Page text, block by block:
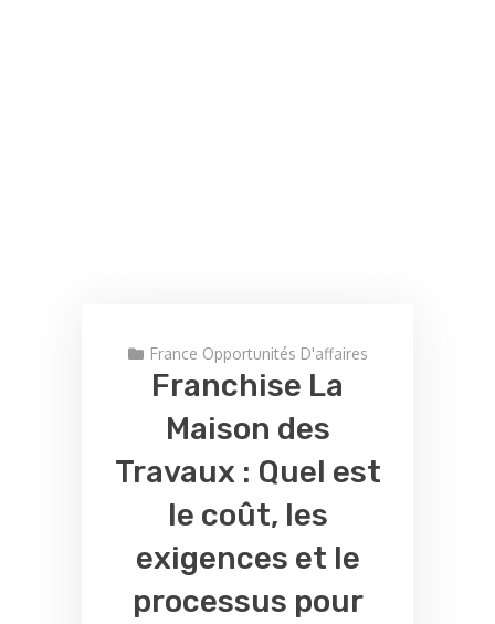
France Opportunités D'affaires
Franchise La
Maison des
Travaux : Quel est
le coût, les
exigences et le
processus pour